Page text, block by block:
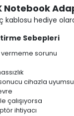
Notebook
kablosu hediye
Sebepleri
sorunu
cihazla
çalışıyorsa
ihtiyacı